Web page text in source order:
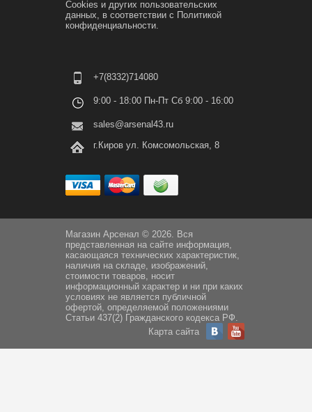
Cookies и других пользовательских
данных, в соответствии с Политикой
конфиденциальности.
+7(8332)714080
9:00 - 18:00 Пн-Пт Сб 9:00 - 16:00
sales@arsenal43.ru
г.Киров ул. Комсомольская, 8
Магазин Арсенал © 2026. Вся
представленная на сайте информация,
касающаяся технических характеристик,
наличия на складе, изображений,
стоимости товаров, носит
информационный характер и ни при каких
условиях не является публичной
офертой, определяемой положениями
Статьи 437(2) Гражданского кодекса РФ.
Карта сайта